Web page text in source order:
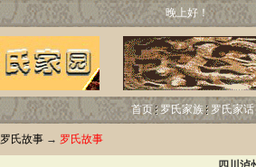
晚上好！
首页 罗氏家族 罗氏家话
罗氏故事 → 罗氏故事